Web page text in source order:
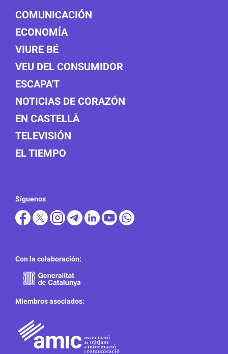
COMUNICACIÓN
ECONOMÍA
VIURE BÉ
VEU DEL CONSUMIDOR
ESCAPA'T
NOTICIAS DE CORAZÓN
EN CASTELLÀ
TELEVISIÓN
EL TIEMPO
Síguenos
Con la colaboración:
Miembros asociados: